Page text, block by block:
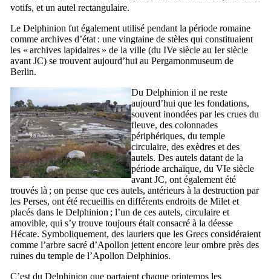
votifs, et un autel rectangulaire.
Le Delphinion fut également utilisé pendant la période romaine
comme archives d’état : une vingtaine de stèles qui constituaient
les « archives lapidaires » de la ville (du IVe siècle au Iersiècle
avant JC) se trouvent aujourd’hui au Pergamonmuseum de
Berlin.
Du Delphinion il ne reste
aujourd’hui que les fondations,
souvent inondées par les crues du
fleuve, des colonnades
périphériques, du temple
circulaire, des exèdres et des
autels. Des autels datant de la
période archaïque, du VIe siècle
avant JC, ont également été
trouvés là ; on pense que ces autels, antérieurs à la destruction par
les Perses, ont été recueillis en différents endroits de Milet et
placés dans le Delphinion ; l’un de ces autels, circulaire et
amovible, qui s’y trouve toujours était consacré à la déesse
Hécate. Symboliquement, des lauriers que les Grecs considéraient
comme l’arbre sacré d’Apollon jettent encore leur ombre près des
ruines du temple de l’Apollon Delphinios.
C’est du Delphinion que partaient chaque printemps les